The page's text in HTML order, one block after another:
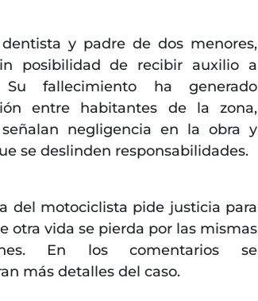
dentista y padre de dos menores,
posibilidad de recibir auxilio a
Su fallecimiento ha generado
entre habitantes de la zona,
negligencia en la obra y
se deslinden responsabilidades.
del motociclista pide justicia para
otra vida se pierda por las mismas
En los comentarios se
más detalles del caso.